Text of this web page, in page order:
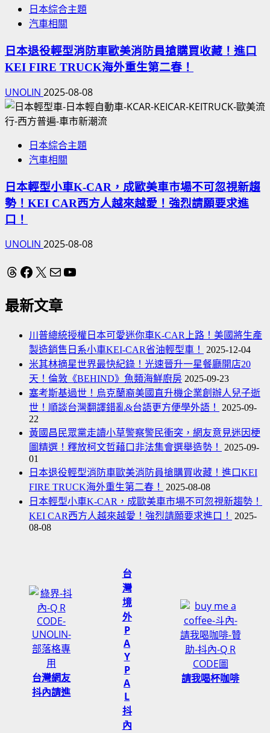
日本綜合主題
汽車相關
日本退役輕型消防車歐美消防員搶購買收藏！進口
KEI FIRE TRUCK海外重生第二春！
UNOLIN 2025-08-08
日本綜合主題
汽車相關
日本輕型小車K-CAR，成歐美車市場不可忽視新趨
勢！KEI CAR西方人越來越愛！強烈請願要求進
口！
UNOLIN 2025-08-08
Threads
Facebook
X 電子郵件YouTube
最新文章
川普總統授權日本可愛迷你車K-CAR上路！美國將生產
製造銷售日系小車KEI-CAR省油輕型車！
2025-12-04
米其林摘星世界最快紀錄！光速晉升一星餐廳開店20
天！倫敦《BEHIND》魚類海鮮廚房 2025-09-23
塞考斯基過世！烏克蘭裔美國直升機企業創辦人兒子逝
世！順談台灣翻譯錯亂&台語更方便學外語！
2025-09-
22
黃國昌民眾黨走讀小草警察警民衝突，網友意見迷因梗
圖精選！釋放柯文哲藉口非法集會選舉造勢！
2025-09-
01
日本退役輕型消防車歐美消防員搶購買收藏！進口KEI
FIRE TRUCK海外重生第二春！
2025-08-08
日本輕型小車K-CAR，成歐美車市場不可忽視新趨勢！
KEI CAR西方人越來越愛！強烈請願要求進口！
2025-
08-08
台灣網友
抖內請進
台
灣
境
外
P
A
Y
P
A
L
抖
內
請我喝杯咖啡